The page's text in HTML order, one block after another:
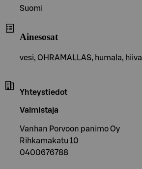
Suomi
Ainesosat
vesi, OHRAMALLAS, humala, hiiva
Yhteystiedot
Valmistaja
Vanhan Porvoon panimo Oy
Rihkamakatu 10
0400676788